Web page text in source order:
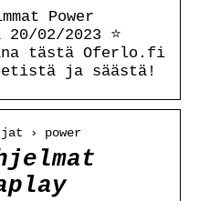
Power
02/2023 ⭐
tästä Oferlo.fi
ja säästä!
› power